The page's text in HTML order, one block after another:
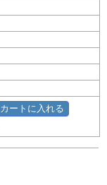
カートに入れる